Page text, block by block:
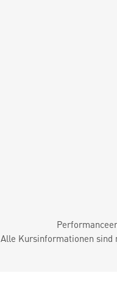
Alle Kursinformationen sind